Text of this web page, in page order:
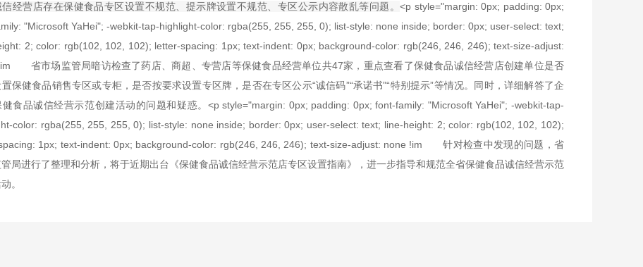
信经营店存在保健食品专区设置不规范、提示牌设置不规范、专区公示内容散乱等问题。<p style="margin: 0px; padding: 0px;
"Microsoft YaHei"; -webkit-tap-highlight-color: rgba(255, 255, 255, 0); list-style: none inside; border: 0px; user-select: text;
2; color: rgb(102, 102, 102); letter-spacing: 1px; text-indent: 0px; background-color: rgb(246, 246, 246); text-size-adjust:
省市场监管局暗访检查了药店、商超、专营店等保健食品经营单位共47家，重点查看了保健食品诚信经营店创建单位是否
保健食品销售专区或专柜，是否按要求设置专区牌，是否在专区公示“诚信码”“承诺书”“特别提示”等情况。同时，详细解答了企
健食品诚信经营示范创建活动的问题和疑惑。<p style="margin: 0px; padding: 0px; font-family: "Microsoft YaHei"; -webkit-tap-
color: rgba(255, 255, 255, 0); list-style: none inside; border: 0px; user-select: text; line-height: 2; color: rgb(102, 102, 102);
1px; text-indent: 0px; background-color: rgb(246, 246, 246); text-size-adjust: none !im 针对检查中发现的问题，省
局进行了整理和分析，将于近期出台《保健食品诚信经营示范店专区设置指南》，进一步指导和规范全省保健食品诚信经营示范
。